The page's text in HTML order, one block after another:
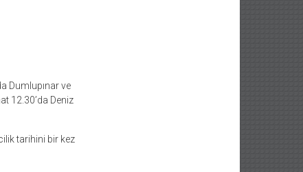
Dumlupınar ve
12.30’da Deniz
tarihini bir kez